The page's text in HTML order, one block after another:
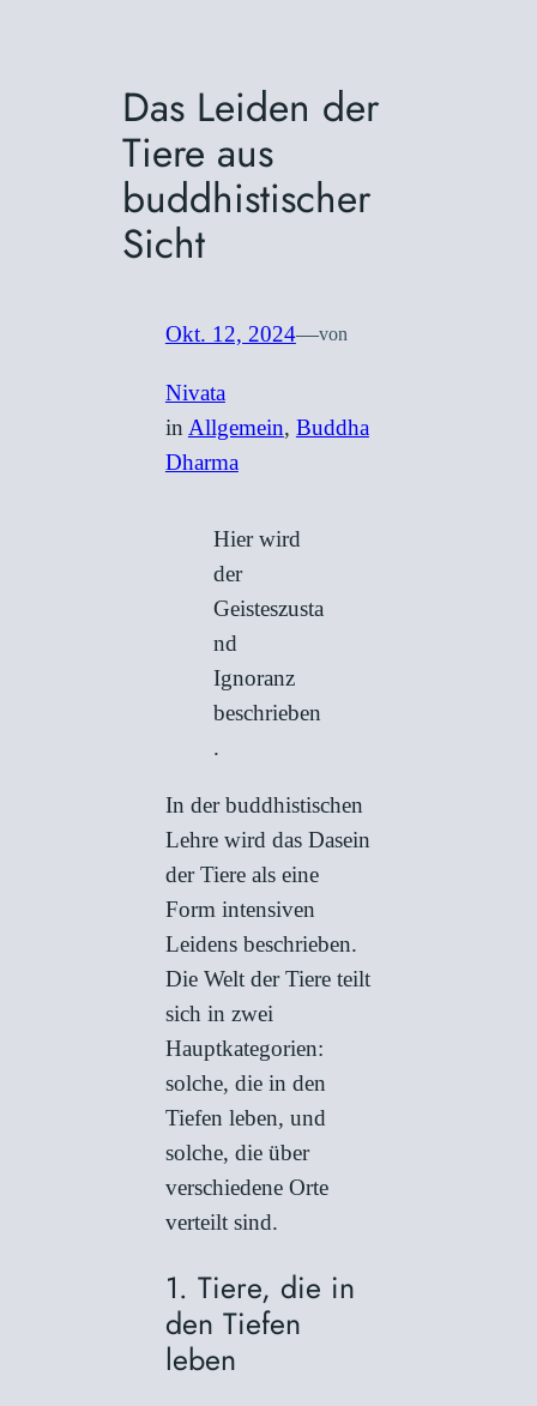
Das Leiden der
Tiere aus
buddhistischer
Sicht
Okt. 12, 2024—von
Nivata
in Allgemein, Buddha
Dharma
Hier wird
der
Geisteszusta
nd
Ignoranz
beschrieben
.
In der buddhistischen
Lehre wird das Dasein
der Tiere als eine
Form intensiven
Leidens beschrieben.
Die Welt der Tiere teilt
sich in zwei
Hauptkategorien:
solche, die in den
Tiefen leben, und
solche, die über
verschiedene Orte
verteilt sind.
1. Tiere, die in
den Tiefen
leben